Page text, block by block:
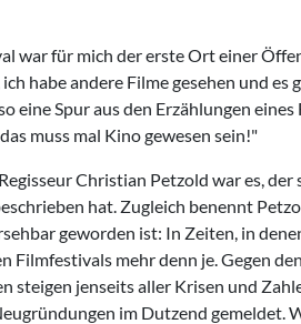
war für mich der erste Ort einer
habe andere Filme gesehen und
eine Spur aus den Erzählungen
muss mal Kino gewesen sein!"
Christian Petzold war es,
hat. Zugleich benennt
geworden ist: In Zeiten, in
Filmfestivals mehr denn je. Gegen
steigen jenseits aller Krisen und
im Dutzend